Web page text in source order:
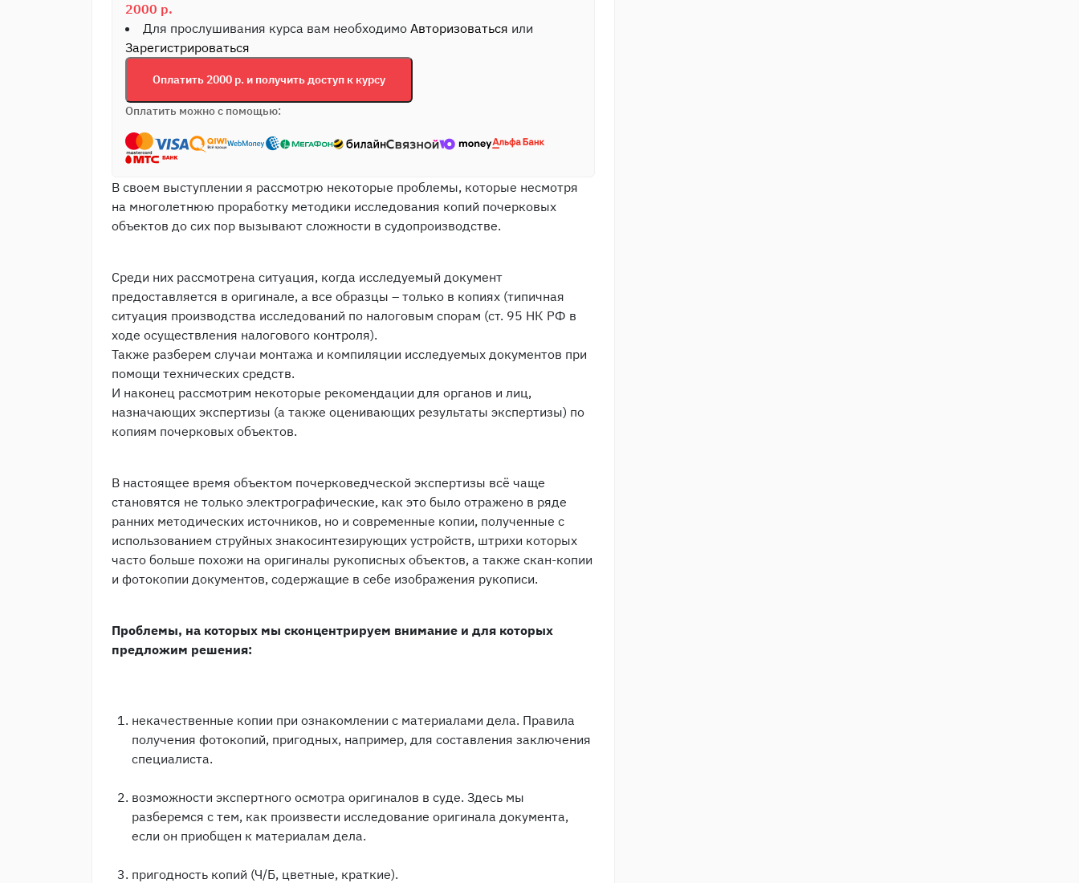
2000 р.
Для прослушивания курса вам необходимо Авторизоваться или
Зарегистрироваться
Оплатить 2000 р. и получить доступ к курсу
Оплатить можно с помощью:
В своем выступлении я рассмотрю некоторые проблемы, которые несмотря
на многолетнюю проработку методики исследования копий почерковых
объектов до сих пор вызывают сложности в судопроизводстве.
Среди них рассмотрена ситуация, когда исследуемый документ
предоставляется в оригинале, а все образцы – только в копиях (типичная
ситуация производства исследований по налоговым спорам (ст. 95 НК РФ в
ходе осуществления налогового контроля).
Также разберем случаи монтажа и компиляции исследуемых документов при
помощи технических средств.
И наконец рассмотрим некоторые рекомендации для органов и лиц,
назначающих экспертизы (а также оценивающих результаты экспертизы) по
копиям почерковых объектов.
В настоящее время объектом почерковедческой экспертизы всё чаще
становятся не только электрографические, как это было отражено в ряде
ранних методических источников, но и современные копии, полученные с
использованием струйных знакосинтезирующих устройств, штрихи которых
часто больше похожи на оригиналы рукописных объектов, а также скан-копии
и фотокопии документов, содержащие в себе изображения рукописи.
Проблемы, на которых мы сконцентрируем внимание и для которых
предложим решения:
некачественные копии при ознакомлении с материалами дела. Правила
получения фотокопий, пригодных, например, для составления заключения
специалиста.
возможности экспертного осмотра оригиналов в суде. Здесь мы
разберемся с тем, как произвести исследование оригинала документа,
если он приобщен к материалам дела.
пригодность копий (Ч/Б, цветные, краткие).